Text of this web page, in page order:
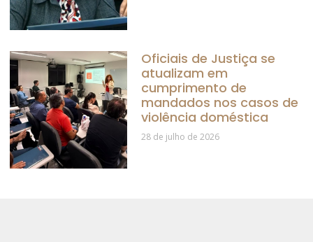
Oficiais de Justiça se
atualizam em
cumprimento de
mandados nos casos de
violência doméstica
28 de julho de 2026